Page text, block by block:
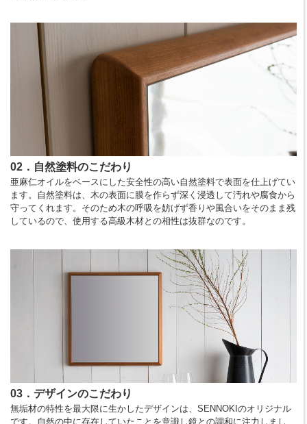
02．自然塗料のこだわり
亜麻仁オイルをベースにした安全性の高い自然塗料で表面を仕上げてい
ます。自然塗料は、木の表面に膜を作らず深く浸透して汚れや腐食から
守ってくれます。そのため木の呼吸を妨げず香りや風合いをそのまま残
しているので、使用する高級木材との相性は抜群なのです。
03．デザインのこだわり
無垢材の特性を最大限に生かしたデザインは、SENNOKIのオリジナル
です。自然の中に存在していたことを意識し鏡との調和に注力しまし